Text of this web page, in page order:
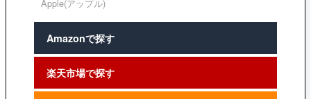
Apple(アップル)
Amazonで探す
楽天市場で探す